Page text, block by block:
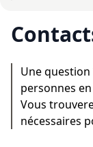
Une question
personnes
Vous
nécessaires